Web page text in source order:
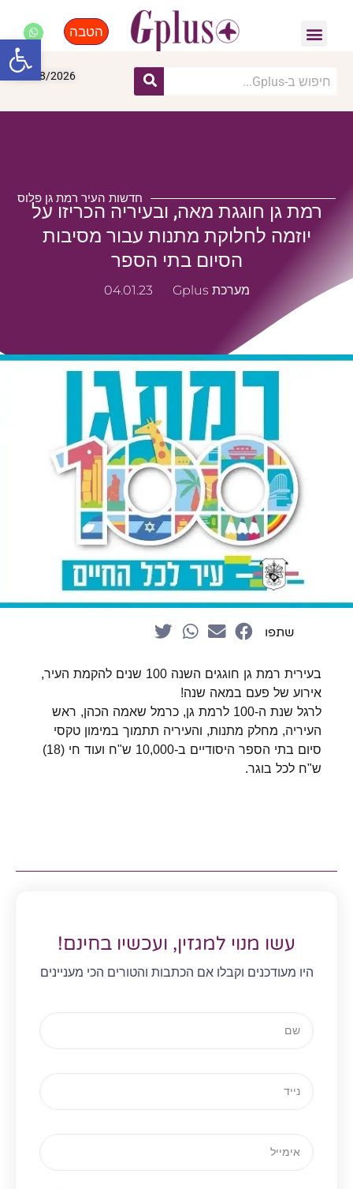
הטבה
06/08/2026
חדשות העיר רמת גן פלוס
רמת גן חוגגת מאה, ובעיריה הכריזו על
יוזמה לחלוקת מתנות עבור מסיבות
הסיום בתי הספר
מערכת Gplus 04.01.23
שתפו
בעירית רמת גן חוגגים השנה 100 שנים להקמת העיר,
אירוע של פעם במאה שנה!
לרגל שנת ה-100 לרמת גן, כרמל שאמה הכהן, ראש
העיריה, מחלק מתנות, והעיריה תתמוך במימון טקסי
סיום בתי הספר היסודיים ב-10,000 ש"ח ועוד חי (18)
ש"ח לכל בוגר.
עשו מנוי למגזין, ועכשיו בחינם!
היו מעודכנים וקבלו אם הכתבות והטורים הכי מעניינים
פתח